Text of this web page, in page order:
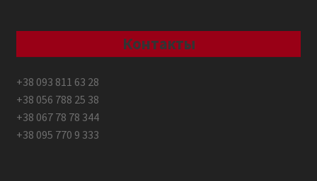
Контакты
+38 093 811 63 28
+38 056 788 25 38
+38 067 78 78 344
+38 095 770 9 333